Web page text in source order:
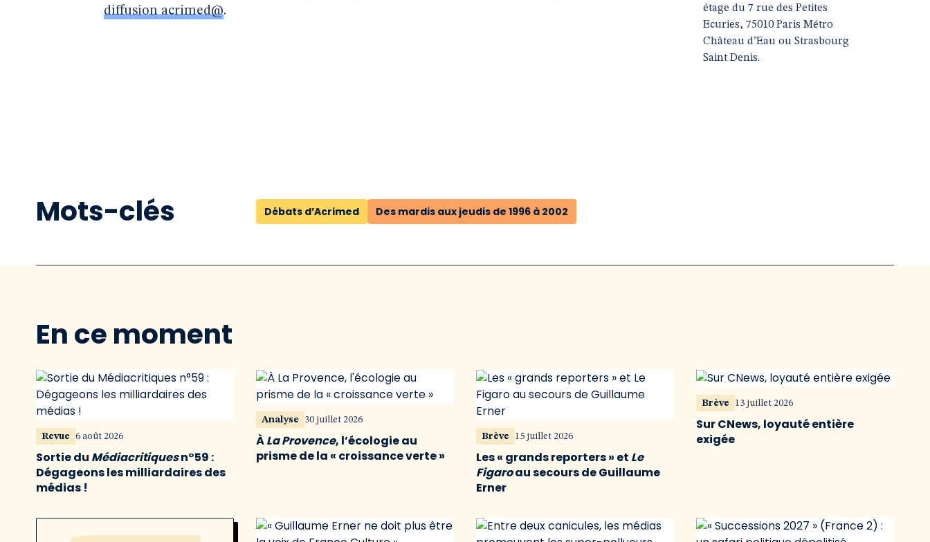
diffusion acrimed@.
étage du 7 rue des Petites
Ecuries, 75010 Paris Métro
Château d’Eau ou Strasbourg
Saint Denis.
Mots-clés Débats d’Acrimed Des mardis aux jeudis de 1996 à 2002
En ce moment
Revue 6 août 2026
Sortie du Médiacritiquesn°59 :
Dégageons les milliardaires des
médias !
Analyse 30 juillet 2026
ÀLa Provence, l’écologie au
prisme de la « croissance verte »
Brève 15 juillet 2026
Les « grands reporters » et Le
Figaroau secours de Guillaume
Erner
Brève 13 juillet 2026
Sur CNews, loyauté entière
exigée